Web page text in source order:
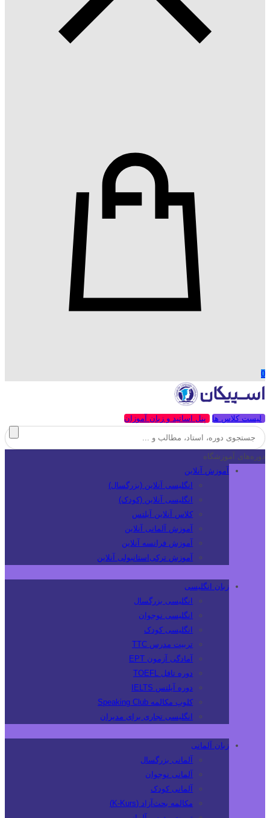
0
لیست کلاس ها پنل اساتید و زبان آموزان
دوره‌های آموزشگاه
آموزش آنلاین
انگلیسی آنلاین (بزرگسال)
انگلیسی آنلاین (کودک)
کلاس آنلاین آیلتس
آموزش آلمانی آنلاین
آموزش فرانسه آنلاین
آموزش ترکی‌استانبولی آنلاین
زبان انگلیسی
انگلیسی بزرگسال
انگلیسی نوجوان
انگلیسی کودک
تربیت مدرس TTC
آمادگی آزمون EPT
دوره تافل TOEFL
دوره آیلتس IELTS
کلوپ مکالمه Speaking Club
انگلیسی تجاری برای مدیران
زبان آلمانی
آلمانی بزرگسال
آلمانی نوجوان
آلمانی کودک
مکالمه بحث‌آزاد (K-Kurs)